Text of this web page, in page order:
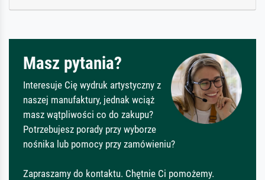
Masz pytania?
Interesuje Cię wydruk artystyczny z
naszej manufaktury, jednak wciąż
masz wątpliwości co do zakupu?
Potrzebujesz porady przy wyborze
nośnika lub pomocy przy zamówieniu?
Zapraszamy do kontaktu. Chętnie Ci pomożemy.